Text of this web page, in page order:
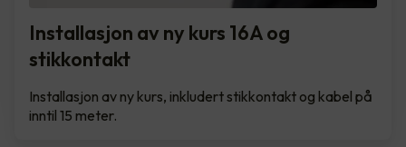
Installasjon av ny kurs 16A og
stikkontakt
Installasjon av ny kurs, inkludert stikkontakt og kabel på
inntil 15 meter.